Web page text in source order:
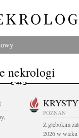
nekrologi
POZNAŃ
Z głębokim
2026 w wieku